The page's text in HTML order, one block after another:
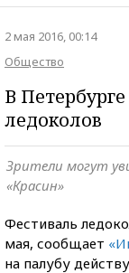
2 мая 2016, 00:14
Общество
В
ледоколов
Зрители могут
«Красин»
Фестиваль
мая, сообщает
на палубу